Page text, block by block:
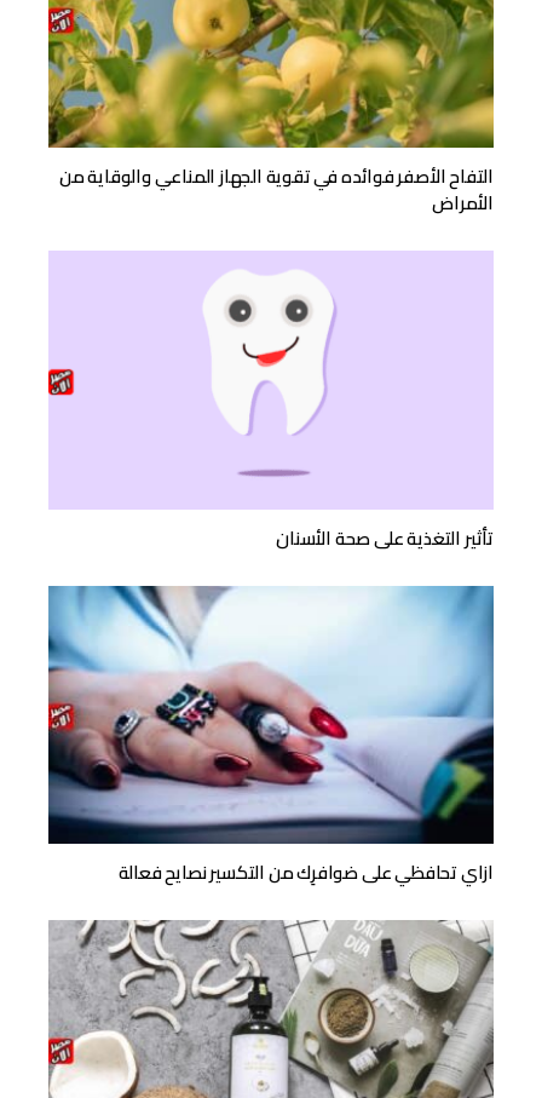
التفاح الأصفر فوائده في تقوية الجهاز المناعي والوقاية من
الأمراض
تأثير التغذية على صحة الأسنان
ازاي تحافظي على ضوافرِك من التكسير نصايح فعالة